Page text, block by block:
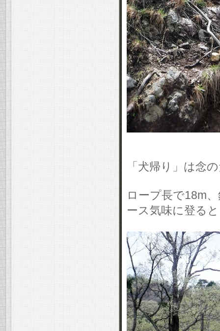
「犬帰り」は念
ロープ長で18m
ース気味に登る